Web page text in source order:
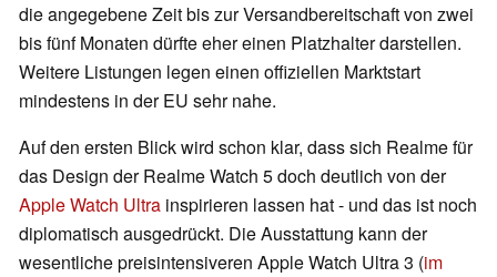
die angegebene Zeit bis zur Versandbereitschaft von zwei
bis fünf Monaten dürfte eher einen Platzhalter darstellen.
Weitere Listungen legen einen offiziellen Marktstart
mindestens in der EU sehr nahe.
Auf den ersten Blick wird schon klar, dass sich Realme für
das Design der Realme Watch 5 doch deutlich von der
Apple Watch Ultra inspirieren lassen hat - und das ist noch
diplomatisch ausgedrückt. Die Ausstattung kann der
wesentliche preisintensiveren Apple Watch Ultra 3 (im